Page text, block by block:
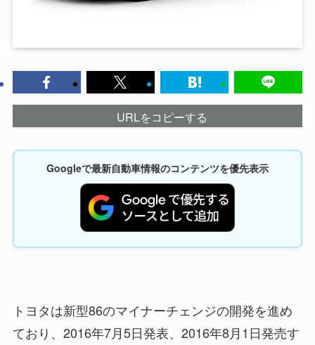
URLをコピーする
Googleで最新自動車情報のコンテンツを優先表示
トヨタは新型86のマイナーチェンジの開発を進め
ており、2016年7月5日発表、2016年8月1日発売す